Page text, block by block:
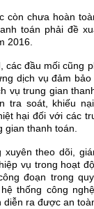
còn chưa hoàn
toán phải đề
2016.
các đầu mối cũng
dịch vụ đảm
vụ trung gian
tra soát, khiếu
hại đối với các
gian thanh toán.
theo dõi,
vụ trong hoạt
đoạn trong
thống công
ra được an